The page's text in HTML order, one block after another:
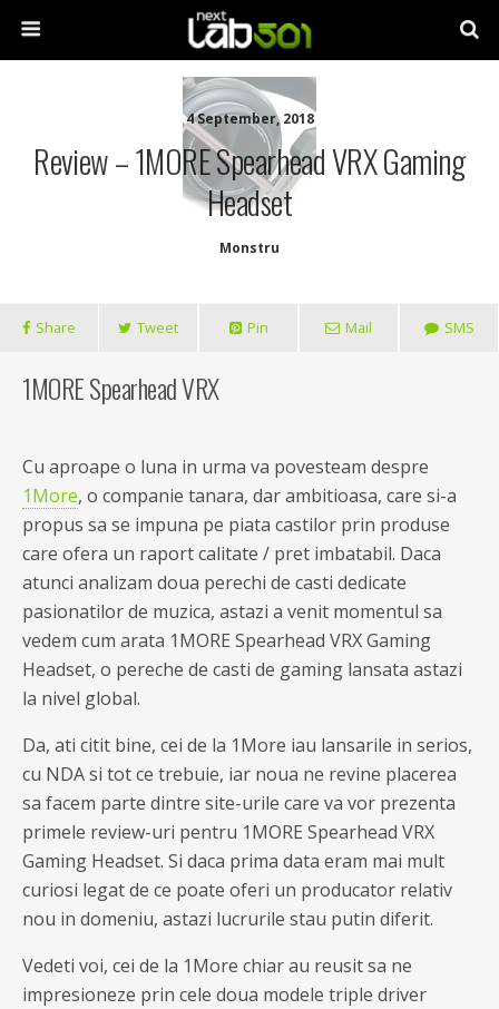
4 September, 2018
Review – 1MORE Spearhead VRX Gaming
Headset
Monstru
Share Tweet Pin Mail SMS
1MORE Spearhead VRX
Cu aproape o luna in urma va povesteam despre
1More, o companie tanara, dar ambitioasa, care si-a
propus sa se impuna pe piata castilor prin produse
care ofera un raport calitate / pret imbatabil. Daca
atunci analizam doua perechi de casti dedicate
pasionatilor de muzica, astazi a venit momentul sa
vedem cum arata 1MORE Spearhead VRX Gaming
Headset, o pereche de casti de gaming lansata astazi
la nivel global.
Da, ati citit bine, cei de la 1More iau lansarile in serios,
cu NDA si tot ce trebuie, iar noua ne revine placerea
sa facem parte dintre site-urile care va vor prezenta
primele review-uri pentru 1MORE Spearhead VRX
Gaming Headset. Si daca prima data eram mai mult
curiosi legat de ce poate oferi un producator relativ
nou in domeniu, astazi lucrurile stau putin diferit.
Vedeti voi, cei de la 1More chiar au reusit sa ne
impresioneze prin cele doua modele triple driver